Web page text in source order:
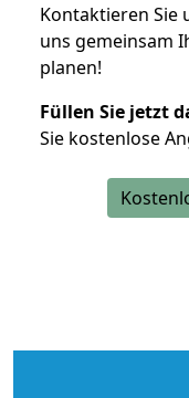
Kontaktieren Sie
uns gemeinsam
planen!
Füllen Sie jetzt
Sie kostenlose